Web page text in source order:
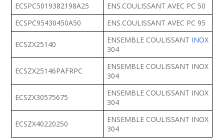
ECSPC5019382198A25
ENS.COULISSANT AVEC PC 50
ECSPC95430450A50
ENS.COULISSANT AVEC PC 95
ECSZX25140 ENSEMBLE COULISSANT INOX
304
ECSZX25146PAFRPC
ENSEMBLE COULISSANT INOX
304
ECSZX30575675
ENSEMBLE COULISSANT INOX
304
ECSZX40220250
ENSEMBLE COULISSANT INOX
304